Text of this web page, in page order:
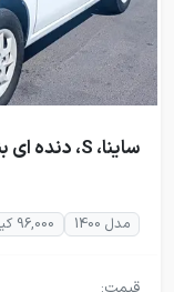
ساینا، S، دنده ای بنزینی، مدل 1400
مدل 1400 96,000 کیلومتر